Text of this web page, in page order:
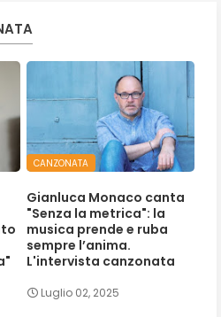
CANZONATA
Gianluca Monaco canta
"Senza la metrica": la
musica prende e ruba
sempre l’anima.
L'intervista canzonata
Luglio 02, 2025